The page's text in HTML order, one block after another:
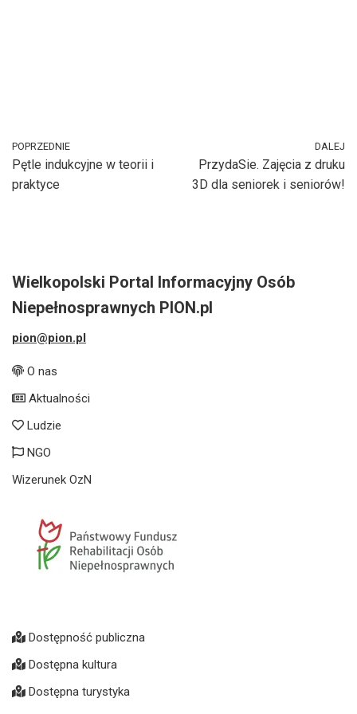
POPRZEDNIE
Pętle indukcyjne w teorii i
praktyce
DALEJ
PrzydaSie. Zajęcia z druku
3D dla seniorek i seniorów!
Wielkopolski Portal Informacyjny Osób
Niepełnosprawnych PION.pl
pion@pion.pl
O nas
Aktualności
Ludzie
NGO
Wizerunek OzN
Dostępność publiczna
Dostępna kultura
Dostępna turystyka